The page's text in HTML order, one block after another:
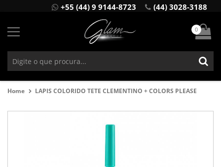
+55 (44) 9 9144-8723 (44) 3028-3188
0
Home LAPIS COLORIDO TETE CLEMENTINO + COLORS PLEASE